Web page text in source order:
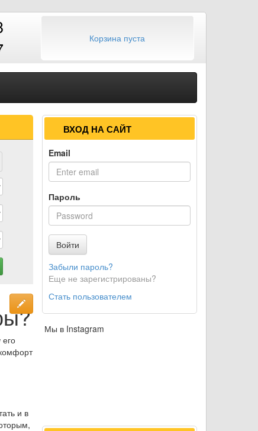
Корзина пуста
и в
ВХОД НА САЙТ
Email
Пароль
Войти
Забыли пароль?
Еще не зарегистрированы?
Стать пользователем
Мы в Instagram